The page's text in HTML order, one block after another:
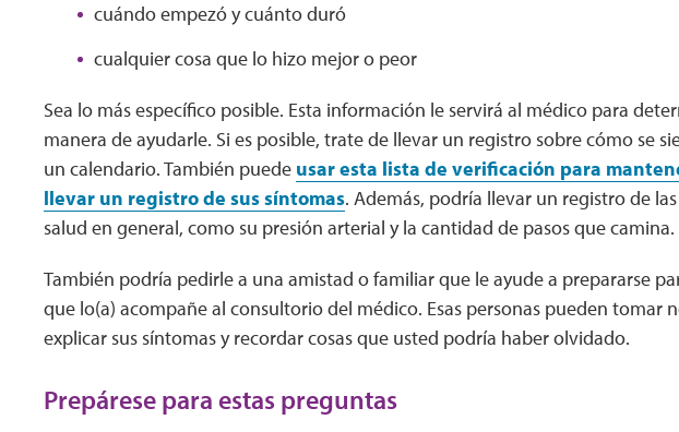
cuándo empezó y cuánto duró
cualquier cosa que lo hizo mejor o peor
Sea lo más específico posible. Esta información le servirá al médico para
manera de ayudarle. Si es posible, trate de llevar un registro sobre cómo se
un calendario. También puede usar esta lista de verificación para
llevar un registro de sus síntomas. Además, podría llevar un registro de
salud en general, como su presión arterial y la cantidad de pasos que camina.
También podría pedirle a una amistad o familiar que le ayude a prepararse
que lo(a) acompañe al consultorio del médico. Esas personas pueden tomar
explicar sus síntomas y recordar cosas que usted podría haber olvidado.
Prepárese para estas preguntas